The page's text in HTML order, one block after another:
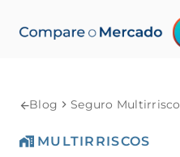
Blog Seguro
MULTIRRISCOS